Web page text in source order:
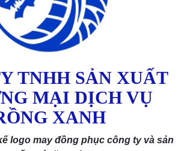
TNHH SẢN XUẤT
MẠI DỊCH VỤ
XANH
logo may đồng phục công ty và sản